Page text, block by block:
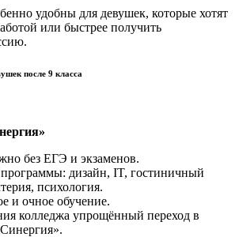
удобны для девушек, которые хотят
или быстрее получить
после 9 класса
без ЕГЭ и экзаменов.
дизайн, IT, гостиничный
психология.
и очное обучение.
колледжа упрощённый переход в